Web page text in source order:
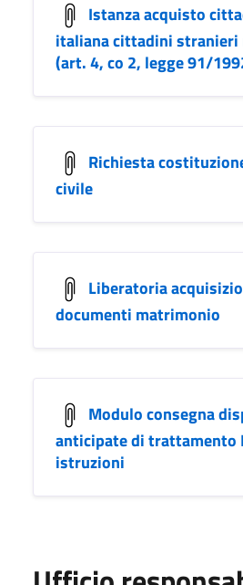
Istanza acquisto
italiana cittadini
(art. 4, co 2, legge 91/
Richiesta
civile
Liberatoria
documenti matrimonio
Modulo consegna
anticipate di trattamento
istruzioni